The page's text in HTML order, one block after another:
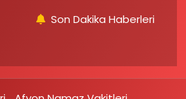
Son Dakika Haberleri